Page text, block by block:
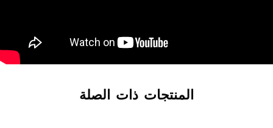
المنتجات ذات الصلة